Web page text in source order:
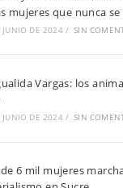
mujeres que nunca se
JUNIO DE 2024 / SIN
Vargas: los
JUNIO DE 2024 / SIN
6 mil mujeres